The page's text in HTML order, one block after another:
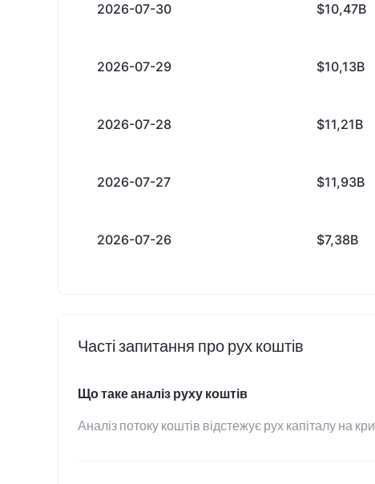
2026-07-30 $10,47B
2026-07-29 $10,13B
2026-07-28 $11,21B
2026-07-27 $11,93B
2026-07-26 $7,38B
Часті запитання про рух коштів
Що таке аналіз руху коштів
Аналіз потоку коштів відстежує рух капіталу на